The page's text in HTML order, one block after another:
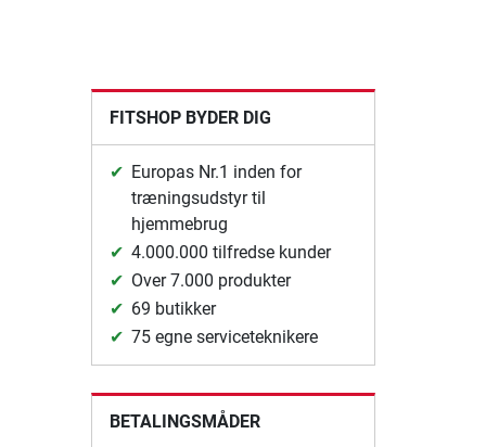
FITSHOP BYDER DIG
Europas Nr.1 inden for
træningsudstyr til
hjemmebrug
4.000.000 tilfredse kunder
Over 7.000 produkter
69 butikker
75 egne serviceteknikere
BETALINGSMÅDER